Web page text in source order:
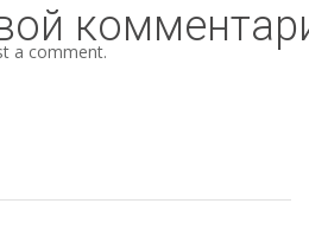
a comment.